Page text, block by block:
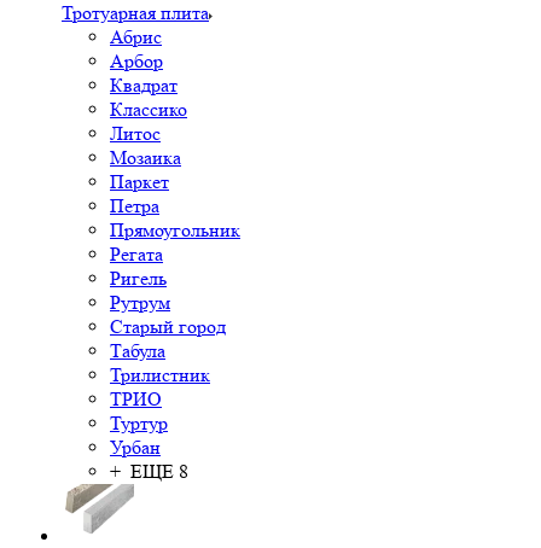
Тротуарная плита
Абрис
Арбор
Квадрат
Классико
Литос
Мозаика
Паркет
Петра
Прямоугольник
Регата
Ригель
Рутрум
Старый город
Табула
Трилистник
ТРИО
Туртур
Урбан
+ ЕЩЕ 8